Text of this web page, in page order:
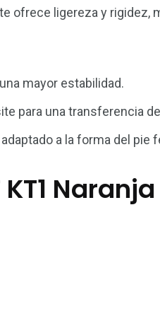
ofrece ligereza y rigidez,
mayor estabilidad.
para una transferencia
a la forma del pie